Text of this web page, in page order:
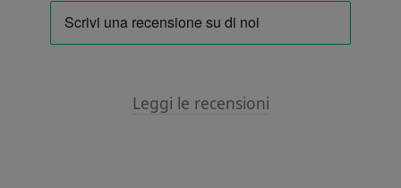
Leggi le recensioni